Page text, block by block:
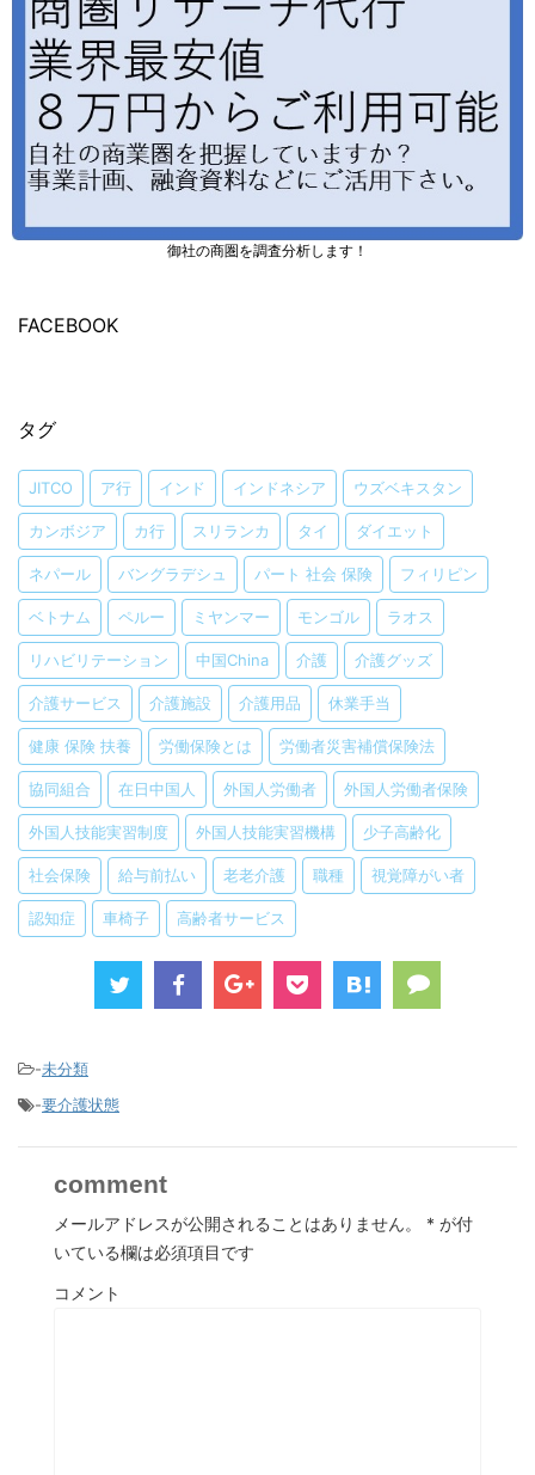
御社の商圏を調査分析します！
FACEBOOK
タグ
JITCO ア行 インド インドネシア ウズベキスタン
カンボジア カ行 スリランカ タイ ダイエット
ネパール バングラデシュ パート 社会 保険 フィリピン
ベトナム ペルー ミヤンマー モンゴル ラオス
リハビリテーション 中国China 介護 介護グッズ
介護サービス 介護施設 介護用品 休業手当
健康 保険 扶養 労働保険とは 労働者災害補償保険法
協同組合 在日中国人 外国人労働者 外国人労働者保険
外国人技能実習制度 外国人技能実習機構 少子高齢化
社会保険 給与前払い 老老介護 職種 視覚障がい者
認知症 車椅子 高齢者サービス
-未分類
-要介護状態
comment
メールアドレスが公開されることはありません。 * が付
いている欄は必須項目です
コメント